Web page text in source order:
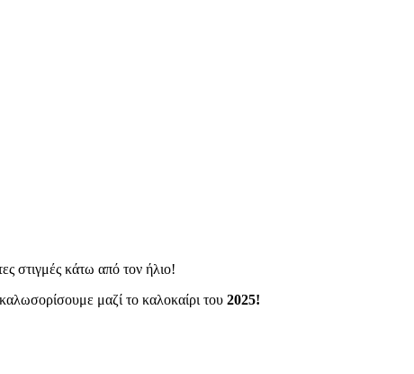
στιγμές κάτω από τον ήλιο!
μαζί το καλοκαίρι του 2025!